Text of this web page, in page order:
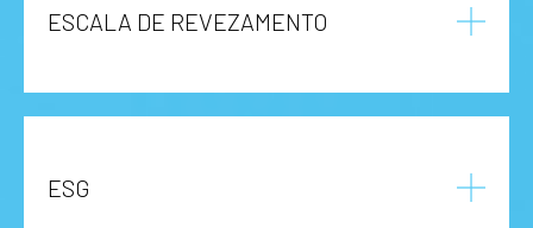
ESCALA DE REVEZAMENTO
ESG